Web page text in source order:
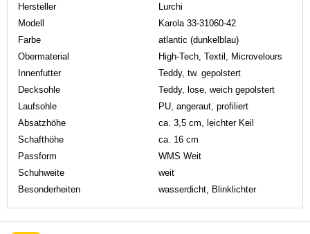
Hersteller
Lurchi
Modell
Karola 33-31060-42
Farbe
atlantic (dunkelblau)
Obermaterial
High-Tech, Textil, Microvelours
Innenfutter
Teddy, tw. gepolstert
Decksohle
Teddy, lose, weich gepolstert
Laufsohle
PU, angeraut, profiliert
Absatzhöhe
ca. 3,5 cm, leichter Keil
Schafthöhe
ca. 16 cm
Passform
WMS Weit
Schuhweite
weit
Besonderheiten
wasserdicht, Blinklichter